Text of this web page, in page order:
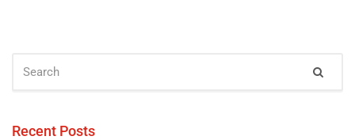
FOR:
Recent Posts